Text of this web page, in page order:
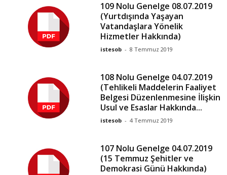
109 Nolu Genelge 08.07.2019
(Yurtdışında Yaşayan
Vatandaşlara Yönelik
Hizmetler Hakkında)
istesob - 8 Temmuz 2019
108 Nolu Genelge 04.07.2019
(Tehlikeli Maddelerin Faaliyet
Belgesi Düzenlenmesine İlişkin
Usul ve Esaslar Hakkında...
istesob - 4 Temmuz 2019
107 Nolu Genelge 04.07.2019
(15 Temmuz Şehitler ve
Demokrasi Günü Hakkında)